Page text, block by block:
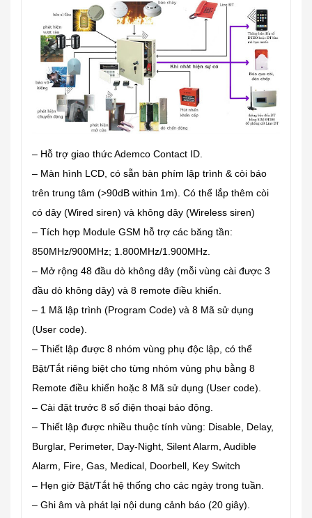
– Hỗ trợ giao thức Ademco Contact ID.
– Màn hình LCD, có sẵn bàn phím lập trình & còi báo
trên trung tâm (>90dB within 1m). Có thể lắp thêm còi
có dây (Wired siren) và không dây (Wireless siren)
– Tích hợp Module GSM hỗ trợ các băng tần:
850MHz/900MHz; 1.800MHz/1.900MHz.
– Mở rộng 48 đầu dò không dây (mỗi vùng cài được 3
đầu dò không dây) và 8 remote điều khiển.
– 1 Mã lập trình (Program Code) và 8 Mã sử dụng
(User code).
– Thiết lập được 8 nhóm vùng phụ độc lập, có thể
Bật/Tắt riêng biệt cho từng nhóm vùng phụ bằng 8
Remote điều khiển hoặc 8 Mã sử dụng (User code).
– Cài đặt trước 8 số điện thoại báo động.
– Thiết lập được nhiều thuộc tính vùng: Disable, Delay,
Burglar, Perimeter, Day-Night, Silent Alarm, Audible
Alarm, Fire, Gas, Medical, Doorbell, Key Switch
– Hẹn giờ Bật/Tắt hệ thống cho các ngày trong tuần.
– Ghi âm và phát lại nội dung cảnh báo (20 giây).